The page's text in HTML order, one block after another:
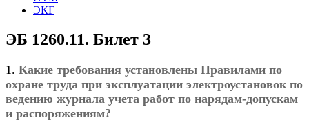
ЭКГ
ЭБ 1260.11. Билет 3
1. Какие требования установлены Правилами по
охране труда при эксплуатации электроустановок по
ведению журнала учета работ по нарядам-допускам
и распоряжениям?